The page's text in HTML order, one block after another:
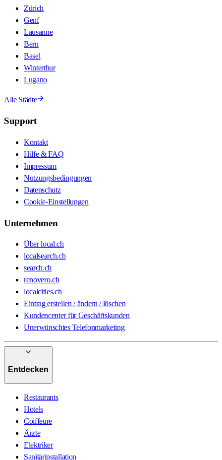
Zürich
Genf
Lausanne
Bern
Basel
Winterthur
Lugano
Alle Städte
Support
Kontakt
Hilfe & FAQ
Impressum
Nutzungsbedingungen
Datenschutz
Cookie-Einstellungen
Unternehmen
Über local.ch
localsearch.ch
search.ch
renovero.ch
localcities.ch
Eintrag erstellen / ändern / löschen
Kundencenter für Geschäftskunden
Unerwünschtes Telefonmarketing
Entdecken
Restaurants
Hotels
Coiffeure
Ärzte
Elektriker
Sanitärinstallation